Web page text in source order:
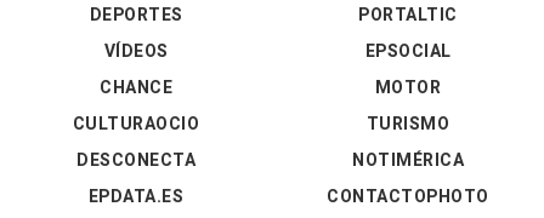
DEPORTES
VÍDEOS
PORTALTIC
EPSOCIAL
CHANCE
CULTURAOCIO
DESCONECTA
EPDATA.ES
MOTOR
TURISMO
NOTIMÉRICA
CONTACTOPHOTO